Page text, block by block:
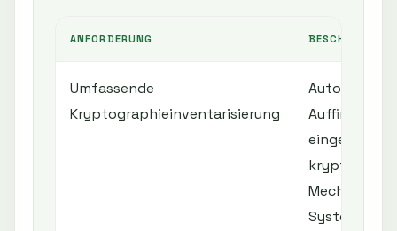
ANFORDERUNG BESCHREIBUNG
Umfassende
Kryptographieinventarisierung
Auffinden
Systemen